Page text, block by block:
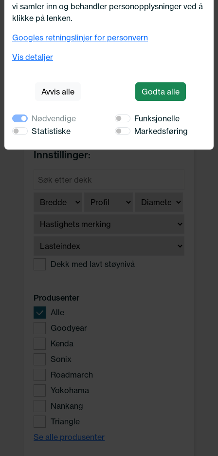
ATV-dekk
Lastebil- og bussdekk
Innstillinger:
Dekk med lavt støynivå
Produsenter
Alle
Goodyear
Kenda
Sonix
Roadmarch
Yokohama
Nankang
Triangle
Se alle produsenter
vi samler inn og behandler personopplysninger ved å
klikke på lenken.
Googles retningslinjer for personvern
Vis detaljer
Avvis alle Godta alle
Nødvendige
Funksjonelle
Statistiske
Markedsføring